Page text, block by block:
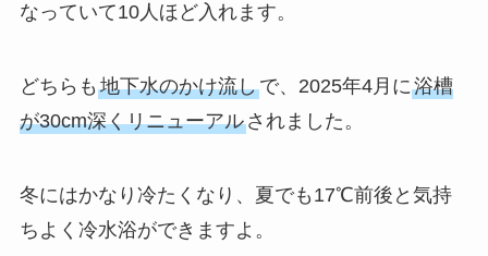
なっていて10人ほど入れます。
どちらも 地下水のかけ流しで、2025年4月に浴槽
が30cm深くリニューアルされました。
冬にはかなり冷たくなり、夏でも17℃前後と気持
ちよく冷水浴ができますよ。